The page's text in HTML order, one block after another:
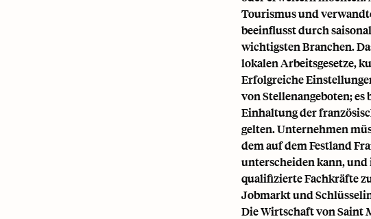
Tourismus und
beeinflusst durch
wichtigsten Branchen.
lokalen Arbeitsgesetze,
Erfolgreiche
von Stellenangeboten;
Einhaltung der
gelten. Unternehmen
dem auf dem Festland
unterscheiden kann, und
qualifizierte Fachkräfte
Jobmarkt und
Die Wirtschaft von Saint